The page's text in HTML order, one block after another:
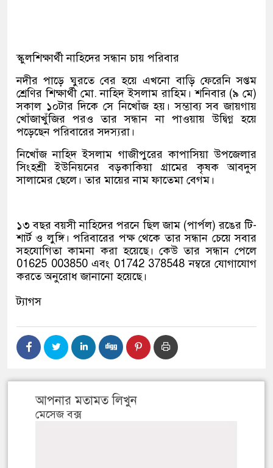
স্কুলশিক্ষার্থী নাহিদের সন্ধান চায় পরিবার
নদীর পাড়ে ঘুরতে বের হয়ে এখনো বাড়ি ফেরেনি সপ্তম
শ্রেণির শিক্ষার্থী মো. নাহিদ ইসলাম রাহিম। শনিবার (৯ মে)
সকাল ১০টার দিকে সে নিখোঁজ হয়। সম্ভাব্য সব জায়গায়
খোঁজাখুঁজির পরও তার সন্ধান না পাওয়ায় উদ্বিগ্ন হয়ে
পড়েছেন পরিবারের সদস্যরা।
নিখোঁজ নাহিদ ইসলাম গাজীপুরের কাপাসিয়া উপজেলার
সিংহশ্রী ইউনিয়নের বড়কাকিয়া গ্রামের কৃষক আবদুস
সালামের ছেলে। তার মায়ের নাম ফাতেমা বেগম।
১৩ বছর বয়সী নাহিদের পরনে ছিল জাম (পার্পল) রঙের টি-
শার্ট ও লুঙ্গি। পরিবারের পক্ষ থেকে তার সন্ধান চেয়ে সবার
সহযোগিতা কামনা করা হয়েছে। কেউ তার সন্ধান পেলে
01625 003850 এবং 01742 378548 নম্বরে যোগাযোগ
করতে অনুরোধ জানানো হয়েছে।
ট্যাগস
আপনার মতামত লিখুন
মেসেজ বক্স